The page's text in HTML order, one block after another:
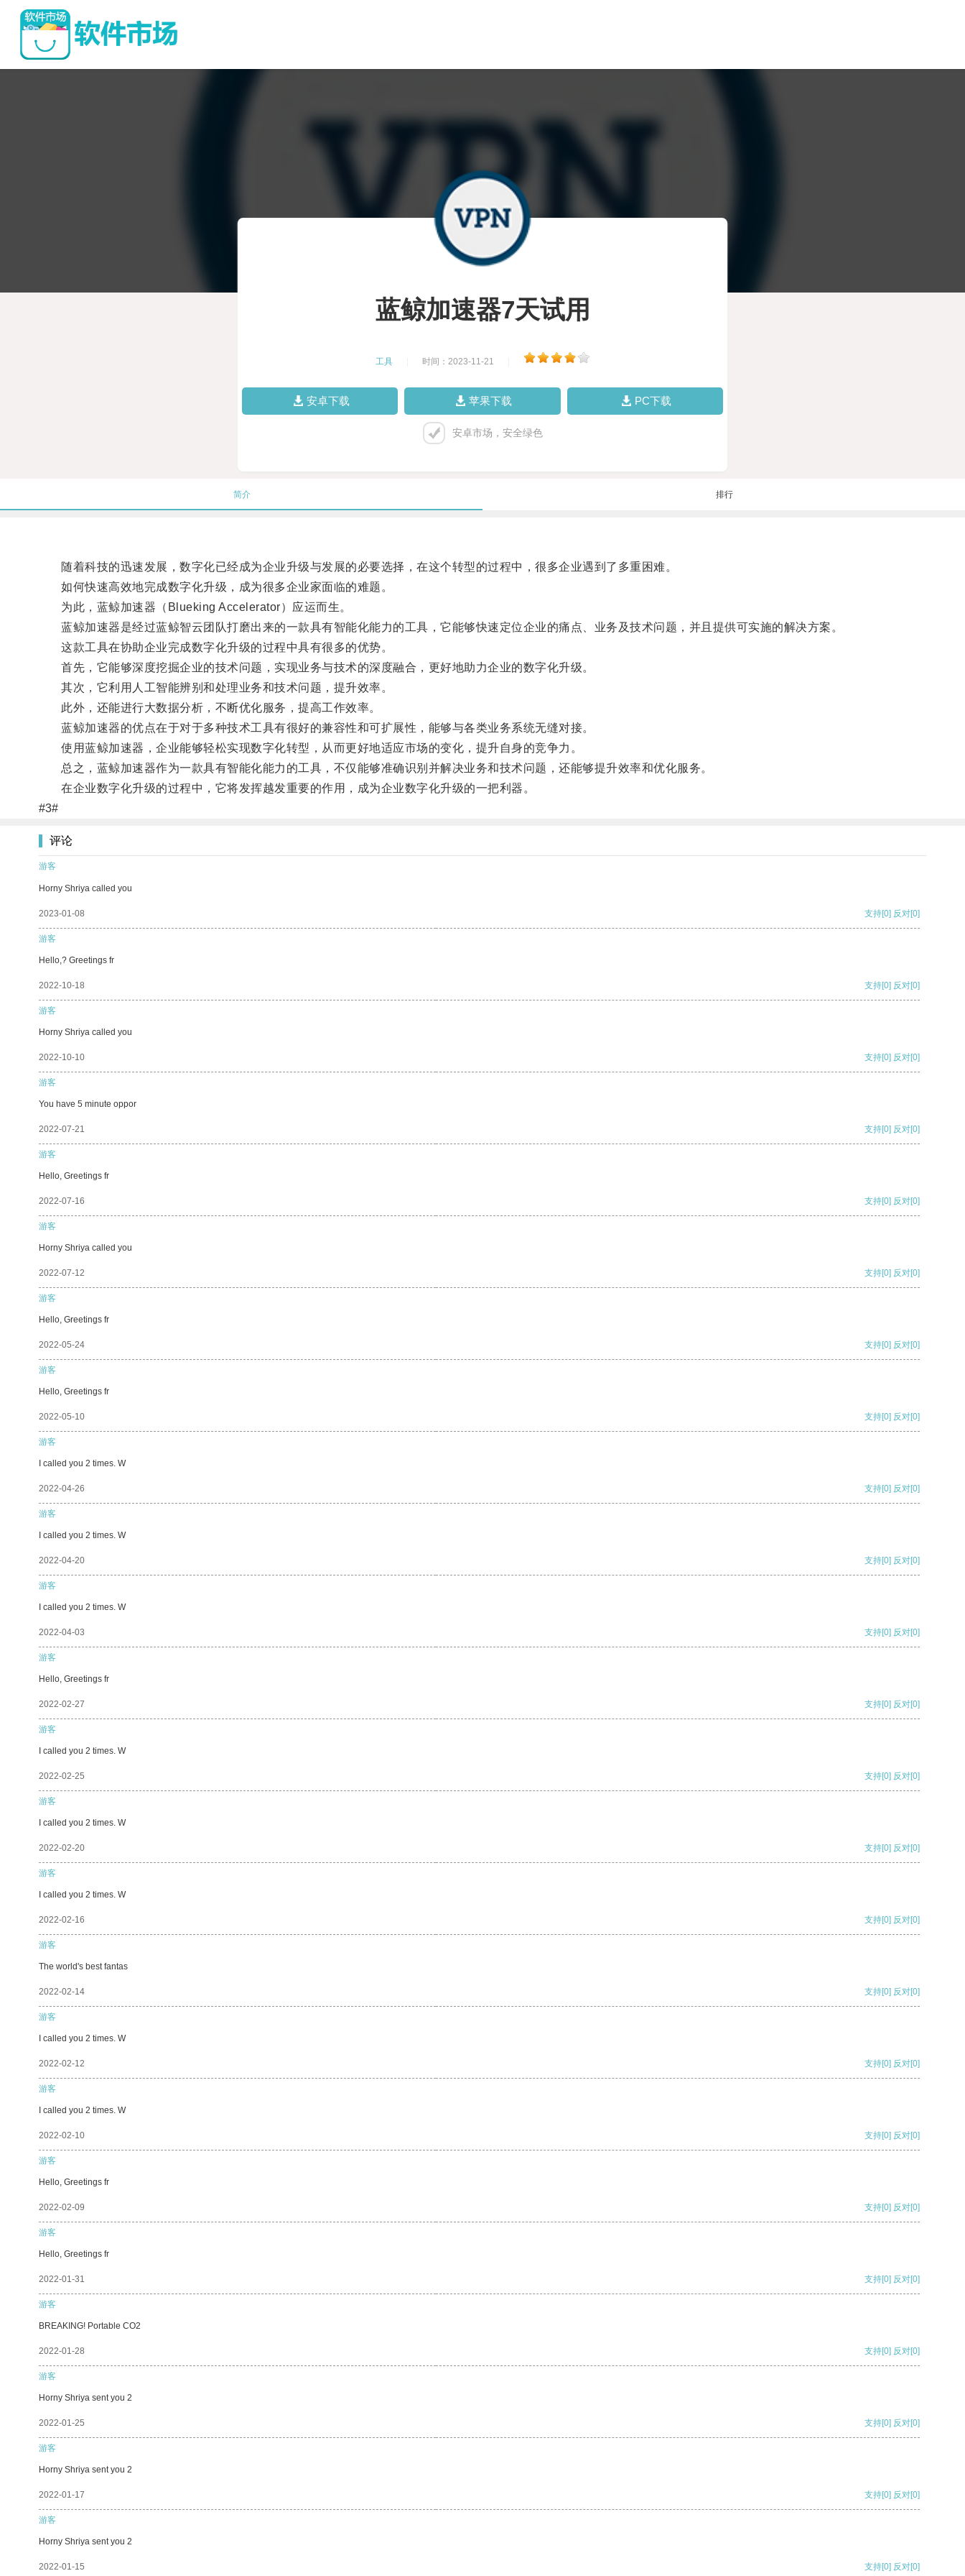
蓝鲸加速器7天试用
工具 时间：2023-11-21
安卓下载 苹果下载 PC下载
安卓市场，安全绿色
简介 排行
随着科技的迅速发展，数字化已经成为企业升级与发展的必要选择，在这个转型的过程中，很多企业遇到了多重困难。
如何快速高效地完成数字化升级，成为很多企业家面临的难题。
为此，蓝鲸加速器（Blueking Accelerator）应运而生。
蓝鲸加速器是经过蓝鲸智云团队打磨出来的一款具有智能化能力的工具，它能够快速定位企业的痛点、业务及技术问题，并且提供可实施的解决方案。
这款工具在协助企业完成数字化升级的过程中具有很多的优势。
首先，它能够深度挖掘企业的技术问题，实现业务与技术的深度融合，更好地助力企业的数字化升级。
其次，它利用人工智能辨别和处理业务和技术问题，提升效率。
此外，还能进行大数据分析，不断优化服务，提高工作效率。
蓝鲸加速器的优点在于对于多种技术工具有很好的兼容性和可扩展性，能够与各类业务系统无缝对接。
使用蓝鲸加速器，企业能够轻松实现数字化转型，从而更好地适应市场的变化，提升自身的竞争力。
总之，蓝鲸加速器作为一款具有智能化能力的工具，不仅能够准确识别并解决业务和技术问题，还能够提升效率和优化服务。
在企业数字化升级的过程中，它将发挥越发重要的作用，成为企业数字化升级的一把利器。
#3#
评论
游客
Horny Shriya called you
2023-01-08 支持[0] 反对[0]
游客
Hello,? Greetings fr
2022-10-18 支持[0] 反对[0]
游客
Horny Shriya called you
2022-10-10 支持[0] 反对[0]
游客
You have 5 minute oppor
2022-07-21 支持[0] 反对[0]
游客
Hello, Greetings fr
2022-07-16 支持[0] 反对[0]
游客
Horny Shriya called you
2022-07-12 支持[0] 反对[0]
游客
Hello, Greetings fr
2022-05-24 支持[0] 反对[0]
游客
Hello, Greetings fr
2022-05-10 支持[0] 反对[0]
游客
I called you 2 times. W
2022-04-26 支持[0] 反对[0]
游客
I called you 2 times. W
2022-04-20 支持[0] 反对[0]
游客
I called you 2 times. W
2022-04-03 支持[0] 反对[0]
游客
Hello, Greetings fr
2022-02-27 支持[0] 反对[0]
游客
I called you 2 times. W
2022-02-25 支持[0] 反对[0]
游客
I called you 2 times. W
2022-02-20 支持[0] 反对[0]
游客
I called you 2 times. W
2022-02-16 支持[0] 反对[0]
游客
The world's best fantas
2022-02-14 支持[0] 反对[0]
游客
I called you 2 times. W
2022-02-12 支持[0] 反对[0]
游客
I called you 2 times. W
2022-02-10 支持[0] 反对[0]
游客
Hello, Greetings fr
2022-02-09 支持[0] 反对[0]
游客
Hello, Greetings fr
2022-01-31 支持[0] 反对[0]
游客
BREAKING! Portable CO2
2022-01-28 支持[0] 反对[0]
游客
Horny Shriya sent you 2
2022-01-25 支持[0] 反对[0]
游客
Horny Shriya sent you 2
2022-01-17 支持[0] 反对[0]
游客
Horny Shriya sent you 2
2022-01-15 支持[0] 反对[0]